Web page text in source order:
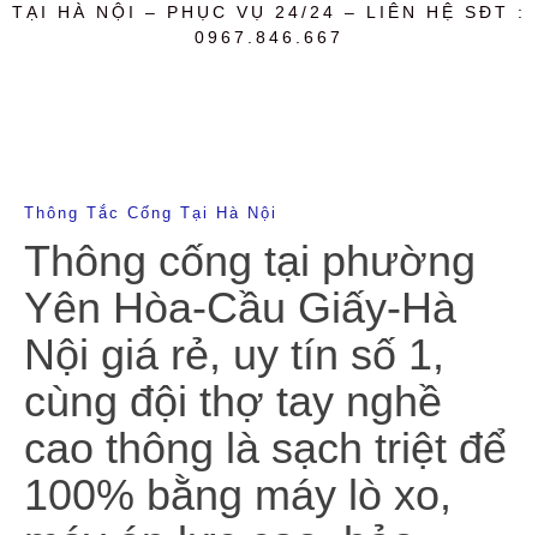
TẠI HÀ NỘI – PHỤC VỤ 24/24 – LIÊN HỆ SĐT :
0967.846.667
Thông Tắc Cống Tại Hà Nội
Thông cống tại phường
Yên Hòa-Cầu Giấy-Hà
Nội giá rẻ, uy tín số 1,
cùng đội thợ tay nghề
cao thông là sạch triệt để
100% bằng máy lò xo,